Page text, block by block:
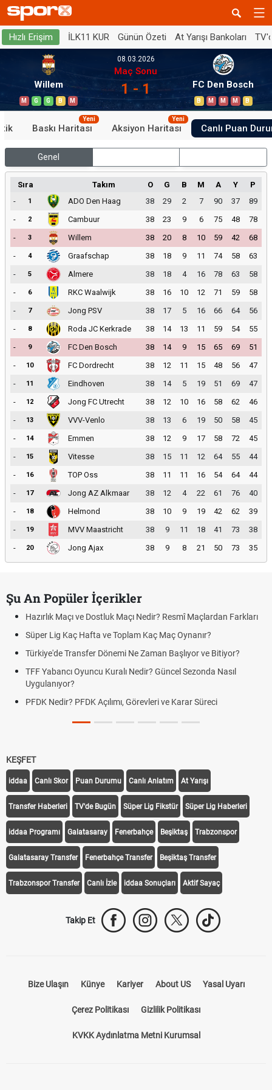
Hızlı Erişim İLK11 KUR Günün Özeti At Yarışı Bankoları
Willem
M G G B M
08.03.2026
Maç Sonu
1 - 1 FC Den Bosch
B M M M B
Baskı Haritası
Yeni
Aksiyon Haritası
Yeni
Canlı Puan
Genel
Sıra Takım O G B M A Y
P
-
1 ADO Den Haag 38 29 2 7 90 37
89
-
2 Cambuur 38 23 9 6 75 48
78
-
3 Willem 38 20 8 10 59 42
68
-
4 Graafschap 38 18 9 11 74 58
63
-
5 Almere 38 18 4 16 78 63
58
-
6 RKC Waalwijk 38 16 10 12 71 59
58
-
7 Jong PSV 38 17 5 16 66 64
56
-
8 Roda JC Kerkrade 38 14 13 11 59 54
55
-
9 FC Den Bosch 38 14 9 15 65 69
51
-
10 FC Dordrecht 38 12 11 15 48 56
47
-
11 Eindhoven 38 14 5 19 51 69
47
-
12 Jong FC Utrecht 38 12 10 16 58 62
46
-
13 VVV-Venlo 38 13 6 19 50 58
45
-
14 Emmen 38 12 9 17 58 72
45
-
15 Vitesse 38 15 11 12 64 55
44
-
16 TOP Oss 38 11 11 16 54 64
44
-
17 Jong AZ Alkmaar 38 12 4 22 61 76
40
-
18 Helmond 38 10 9 19 42 62
39
-
19 MVV Maastricht 38 9 11 18 41 73
38
-
20 Jong Ajax 38 9 8 21 50 73 35
Şu An Popüler İçerikler
Hazırlık Maçı ve Dostluk Maçı Nedir? Resmî Maçlardan Farkları
Süper Lig Kaç Hafta ve Toplam Kaç Maç Oynanır?
Türkiye'de Transfer Dönemi Ne Zaman Başlıyor ve Bitiyor?
TFF Yabancı Oyuncu Kuralı Nedir? Güncel Sezonda Nasıl
Uygulanıyor?
PFDK Nedir? PFDK Açılımı, Görevleri ve Karar Süreci
KEŞFET
iddaa Canlı Skor Puan Durumu Canlı Anlatım At Yarışı
Transfer Haberleri TV'de Bugün Süper Lig Fikstür Süper Lig Haberleri
iddaa Programı Galatasaray Fenerbahçe Beşiktaş Trabzonspor
Galatasaray Transfer Fenerbahçe Transfer Beşiktaş Transfer
Trabzonspor Transfer Canlı İzle iddaa Sonuçları Aktif Sayaç
Takip Et
Bize Ulaşın Künye Kariyer About US Yasal Uyarı
Çerez Politikası Gizlilik Politikası
KVKK Aydınlatma Metni Kurumsal